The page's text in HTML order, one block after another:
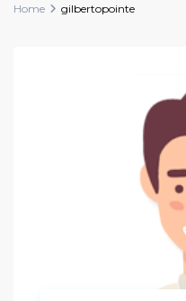
Home gilbertopointe